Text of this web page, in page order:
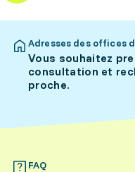
Adresses des offices
Vous souhaitez
consultation et
proche.
FAQ